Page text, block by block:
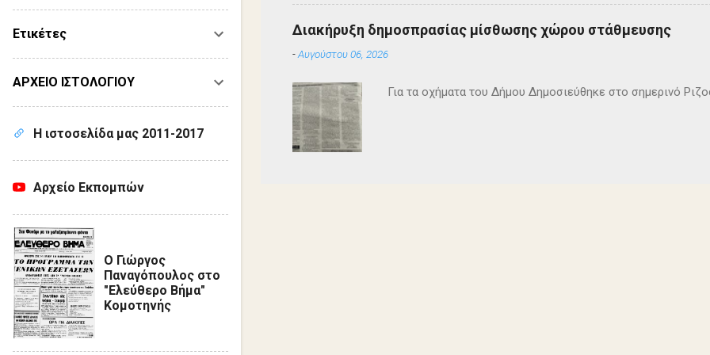
Διακήρυξη δημοσπρασίας μίσθωσης χώρου στάθμευσης
-Αυγούστου 06, 2026
Για τα οχήματα του Δήμου Δημοσιεύθηκε στο σημερινό
Ετικέτες
ΑΡΧΕΙΟ ΙΣΤΟΛΟΓΙΟΥ
Η ιστοσελίδα μας 2011-2017
Αρχείο Εκπομπών
Ο Γιώργος
Παναγόπουλος στο
"Ελεύθερο Βήμα"
Κομοτηνής